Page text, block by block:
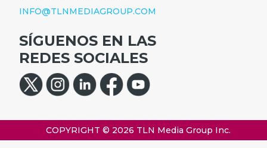
INFO@TLNMEDIAGROUP.COM
SÍGUENOS EN LAS
REDES SOCIALES
COPYRIGHT © 2026 TLN Media Group Inc.